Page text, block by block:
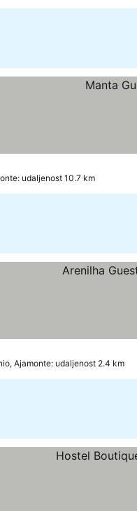
udaljenost 10.7 km
Ajamonte: udaljenost 2.4 km